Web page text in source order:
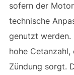
sofern der
technische
genutzt werden.
hohe
Zündung sorgt.